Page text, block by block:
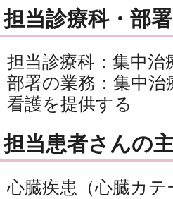
担当診療科・部
担当診療科：集中
部署の業務：集中
看護を提供する
担当患者さんの
心臓疾患（心臓カ